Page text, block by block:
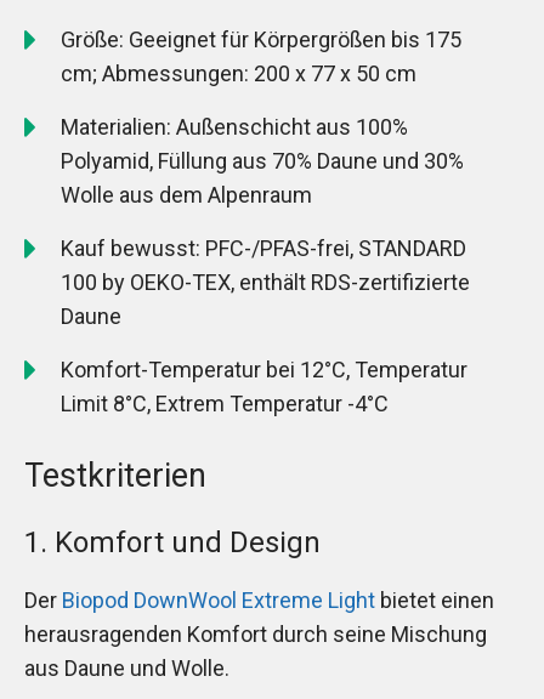
Größe: Geeignet für Körpergrößen bis 175
cm; Abmessungen: 200 x 77 x 50 cm
Materialien: Außenschicht aus 100%
Polyamid, Füllung aus 70% Daune und 30%
Wolle aus dem Alpenraum
Kauf bewusst: PFC-/PFAS-frei, STANDARD
100 by OEKO-TEX, enthält RDS-zertifizierte
Daune
Komfort-Temperatur bei 12°C, Temperatur
Limit 8°C, Extrem Temperatur -4°C
Testkriterien
1. Komfort und Design
Der Biopod DownWool Extreme Light bietet einen
herausragenden Komfort durch seine Mischung
aus Daune und Wolle.